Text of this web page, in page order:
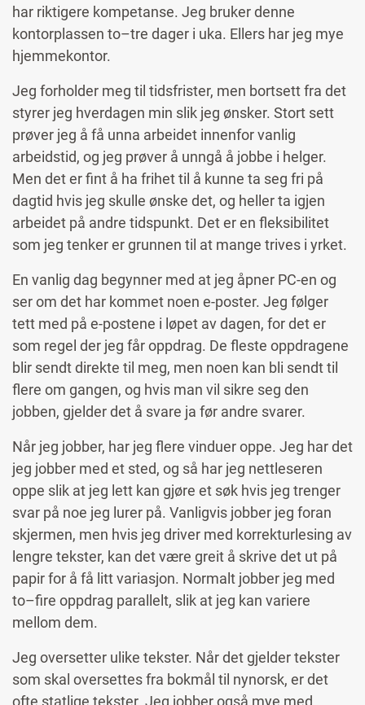
har riktigere kompetanse. Jeg bruker denne
kontorplassen to–tre dager i uka. Ellers har jeg mye
hjemmekontor.
Jeg forholder meg til tidsfrister, men bortsett fra det
styrer jeg hverdagen min slik jeg ønsker. Stort sett
prøver jeg å få unna arbeidet innenfor vanlig
arbeidstid, og jeg prøver å unngå å jobbe i helger.
Men det er fint å ha frihet til å kunne ta seg fri på
dagtid hvis jeg skulle ønske det, og heller ta igjen
arbeidet på andre tidspunkt. Det er en fleksibilitet
som jeg tenker er grunnen til at mange trives i yrket.
En vanlig dag begynner med at jeg åpner PC-en og
ser om det har kommet noen e-poster. Jeg følger
tett med på e-postene i løpet av dagen, for det er
som regel der jeg får oppdrag. De fleste oppdragene
blir sendt direkte til meg, men noen kan bli sendt til
flere om gangen, og hvis man vil sikre seg den
jobben, gjelder det å svare ja før andre svarer.
Når jeg jobber, har jeg flere vinduer oppe. Jeg har det
jeg jobber med et sted, og så har jeg nettleseren
oppe slik at jeg lett kan gjøre et søk hvis jeg trenger
svar på noe jeg lurer på. Vanligvis jobber jeg foran
skjermen, men hvis jeg driver med korrekturlesing av
lengre tekster, kan det være greit å skrive det ut på
papir for å få litt variasjon. Normalt jobber jeg med
to–fire oppdrag parallelt, slik at jeg kan variere
mellom dem.
Jeg oversetter ulike tekster. Når det gjelder tekster
som skal oversettes fra bokmål til nynorsk, er det
ofte statlige tekster. Jeg jobber også mye med